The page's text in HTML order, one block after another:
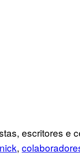
escritores e
,